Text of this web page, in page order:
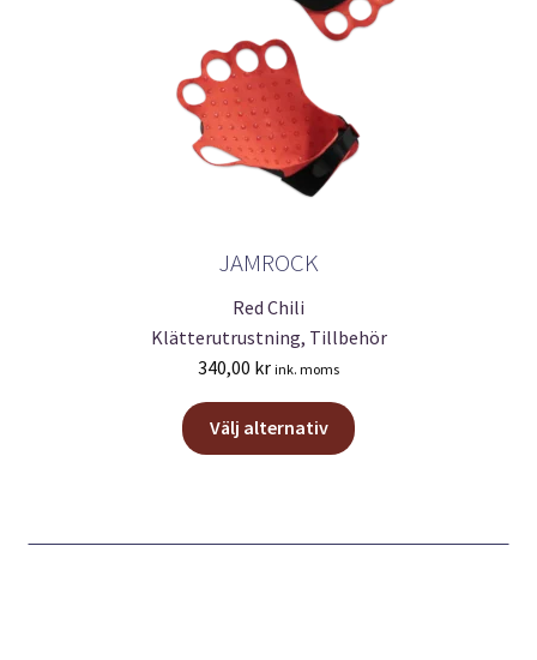
JAMROCK
Red Chili
Klätterutrustning, Tillbehör
340,00 kr ink. moms
Välj alternativ
Den
här